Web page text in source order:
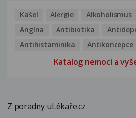
Kašel Alergie Alkoholismus
Angína
Antibiotika
Antihistaminika
Antikoncepce
Katalog nemocí a
Z poradny uLékaře.cz